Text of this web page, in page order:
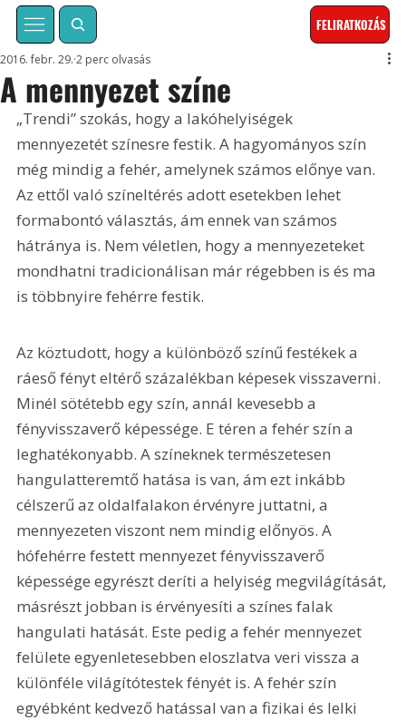
FELIRATKOZÁS
A mennyezet színe
2016. febr. 29. 2 perc olvasás
„Trendi” szokás, hogy a lakó­helyiségek
mennyezetét színesre festik. A hagyományos szín
még mindig a fehér, amelynek számos előnye van.
Az ettől való színeltérés adott esetekben lehet
formabontó választás, ám ennek van számos
hátránya is. Nem véletlen, hogy a mennyezeteket
mondhatni tradicionálisan már régebben is és ma
is többnyire fehérre festik.
Az köztudott, hogy a különböző színű festékek a
ráeső fényt eltérő százalékban képesek visszaverni.
Minél sötétebb egy szín, annál kevesebb a
fényvisszaverő képessége. E téren a fehér szín a
leghatékonyabb. A színeknek természetesen
hangulatteremtő hatása is van, ám ezt inkább
célszerű az oldalfalakon érvényre juttatni, a
mennyezeten viszont nem mindig előnyös. A
hófehérre festett mennyezet fényvisszaverő
képessége egyrészt deríti a helyiség megvilágítását,
másrészt jobban is érvényesíti a színes falak
hangulati hatását. Este pedig a fehér mennyezet
felülete egyenletesebben eloszlatva veri vissza a
különféle világítótestek fényét is. A fehér szín
egyébként kedvező hatással van a fizikai és lelki